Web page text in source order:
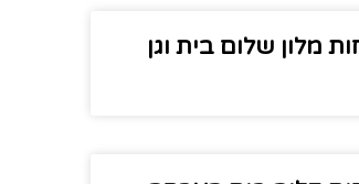
מלון שלום בית וגן